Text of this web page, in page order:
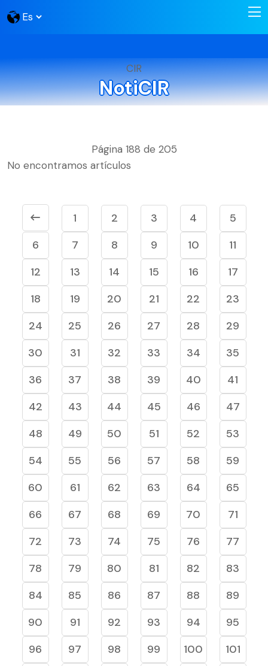
CIR
NotiCIR
Página 188 de 205
No encontramos artículos
1 2 3 4
5
6
7 8 9 10
11
12
13 14 15 16
17
18
19 20 21 22
23
24
25 26 27 28
29
30
31 32 33 34
35
36
37 38 39 40
41
42
43 44 45 46
47
48
49 50 51 52
53
54
55 56 57 58
59
60
61 62 63 64
65
66
67 68 69 70
71
72
73 74 75 76
77
78
79 80 81 82
83
84
85 86 87 88
89
90
91 92 93 94
95
96
97 98 99 100
101